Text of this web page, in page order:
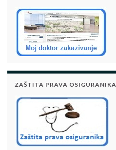
ZAŠTITA PRAVA OSIGURANIKA